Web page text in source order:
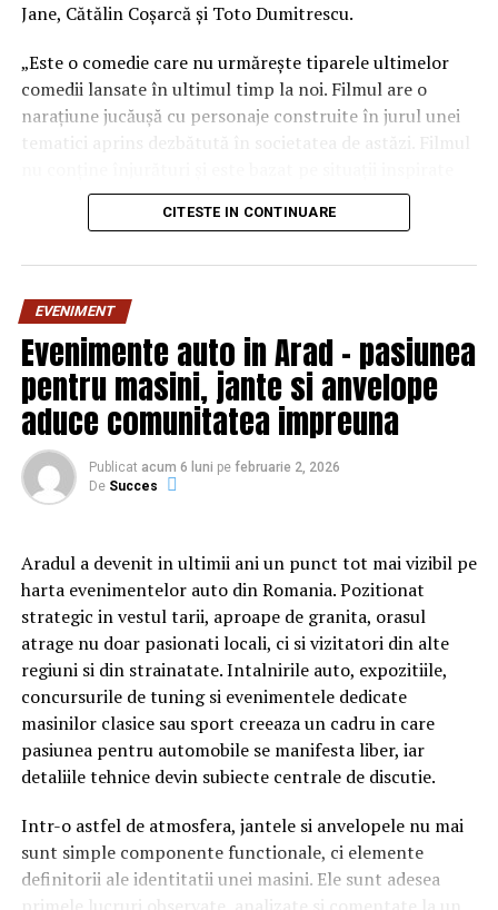
Jane, Cătălin Coșarcă și Toto Dumitrescu.
„Este o comedie care nu urmărește tiparele ultimelor
comedii lansate în ultimul timp la noi. Filmul are o
narațiune jucăușă cu personaje construite în jurul unei
tematici aprins dezbătută în societatea de astăzi. Filmul
din viața reală.”, spune regizorul Paul Decu.
Decu, propune spectatorilor o abordare amuzantă a
unei situații des întâlnite în micile certuri dintr-un
cuplu: pentru cine e mai greu/ mai ușor. În urma unei
provocări pe care patru cupluri de prieteni o duc la bun
sfârșit, după multe peripeții, într-un weekend,
personajele ajung să câștige o altă viziune despre
relațiile lor, lăsând deoparte presupunerile, orgoliile și
preconcepțiile, pentru a încerca să comunice mai bine
între ei.
Cu râs pe săturate, surprize și personaje pline de viață,
comedia independentă „În pielea mea”intră în
cinematografele din toată țara din 10 februarie.
Spectatorilor li s-a pregătit o surpriză pentru data de
12 februarie: o seară specială „Date Night” organizată în
mai multe cinematografe din rețeaua Cinema City unde
toți cei care cumpără un bilet la comedia „În pielea mea”
Până pe 23 februarie, toți spectatorii din țară care și-au
cumpărat bilet la filmul „În pielea mea” se pot înscrie în
CITESTE IN CONTINUARE
EVENIMENT
Evenimente auto in Arad – pasiunea
pentru masini, jante si anvelope
aduce comunitatea impreuna
Publicat acum 6 luni pe februarie 2, 2026
De Succes
Aradul a devenit in ultimii ani un punct tot mai vizibil pe
harta evenimentelor auto din Romania. Pozitionat
strategic in vestul tarii, aproape de granita, orasul
atrage nu doar pasionati locali, ci si vizitatori din alte
regiuni si din strainatate. Intalnirile auto, expozitiile,
concursurile de tuning si evenimentele dedicate
masinilor clasice sau sport creeaza un cadru in care
pasiunea pentru automobile se manifesta liber, iar
detaliile tehnice devin subiecte centrale de discutie.
Intr-o astfel de atmosfera, jantele si anvelopele nu mai
sunt simple componente functionale, ci elemente
definitorii ale identitatii unei masini. Ele sunt adesea